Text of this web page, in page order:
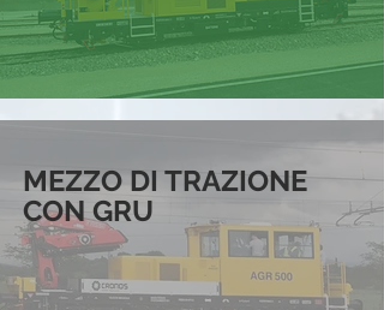
MEZZO DI TRAZIONE
CON GRU